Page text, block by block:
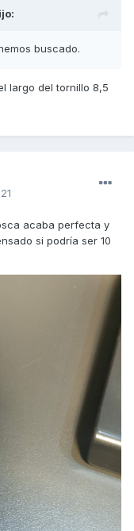
buscado.
largo del tornillo 8,5
acaba perfecta y
si podría ser 10